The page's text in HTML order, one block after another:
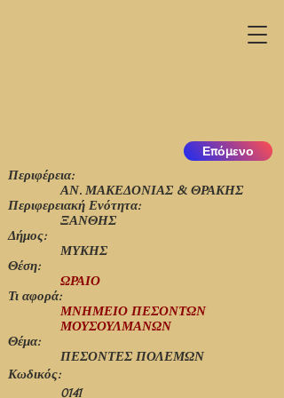
Περιφέρεια:
ΞΑΝΘΗΣ
ΑΝ. ΜΑΚΕΔΟΝΙΑΣ & ΘΡΑΚΗΣ
Περιφερειακή Ενότητα:
ΜΥΚΗΣ
Δήμος:
Θέση:
ΩΡΑΙΟ
Τι αφορά:
ΜΝΗΜΕΙΟ ΠΕΣΟΝΤΩΝ
ΜΟΥΣΟΥΛΜΑΝΩΝ
Θέμα:
ΠΕΣΟΝΤΕΣ ΠΟΛΕΜΩΝ
Κωδικός:
0141
Επόμενο